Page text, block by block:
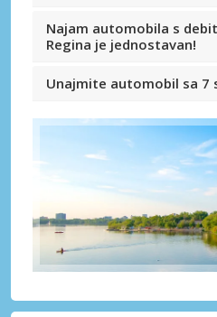
Najam automobila s
Regina je jednostavan!
Unajmite automobil sa 7